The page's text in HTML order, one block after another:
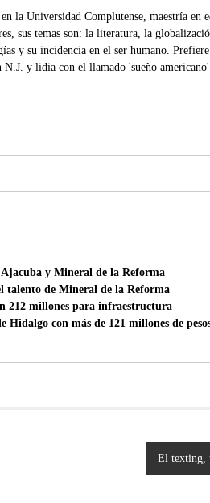
la Universidad Complutense, maestría en
sus temas son: la literatura, la
y su incidencia en el ser humano.
y lidia con el llamado 'sueño americano'
y Mineral de la Reforma
talento de Mineral de la Reforma
212 millones para infraestructura
con más de 121 millones de
El texting,